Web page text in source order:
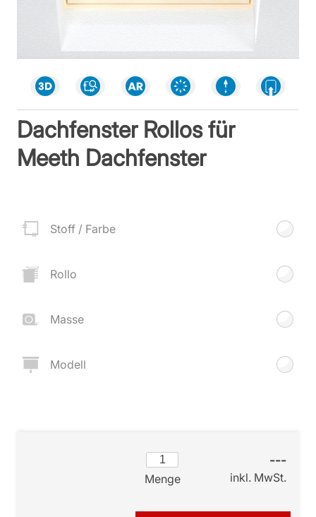
Dachfenster Rollos für
Meeth Dachfenster
Stoff / Farbe
Rollo
Masse
Modell
Menge
---
inkl. MwSt.